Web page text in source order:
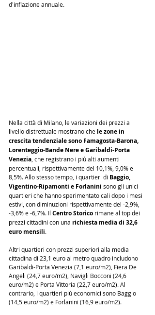
d'inflazione annuale.
Nella città di Milano, le variazioni dei prezzi a
livello distrettuale mostrano che le zone in
crescita tendenziale sono Famagosta-Barona,
Lorenteggio-Bande Nere e Garibaldi-Porta
Venezia, che registrano i più alti aumenti
percentuali, rispettivamente del 10,1%, 9,0% e
8,5%. Allo stesso tempo, i quartieri di Baggio,
Vigentino-Ripamonti e Forlanini sono gli unici
quartieri che hanno sperimentato cali dopo i mesi
estivi, con diminuzioni rispettivamente del -2,9%,
-3,6% e -6,7%. Il Centro Storico rimane al top dei
prezzi cittadini con una richiesta media di 32,6
euro mensili.
Altri quartieri con prezzi superiori alla media
cittadina di 23,1 euro al metro quadro includono
Garibaldi-Porta Venezia (7,1 euro/m2), Fiera De
Angeli (24,7 euro/m2), Navigli Bocconi (24,6
euro/m2) e Porta Vittoria (22,7 euro/m2). Al
contrario, i quartieri più economici sono Baggio
(14,5 euro/m2) e Forlanini (16,9 euro/m2).